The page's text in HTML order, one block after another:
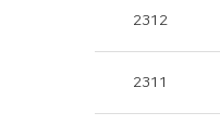
2312
2311